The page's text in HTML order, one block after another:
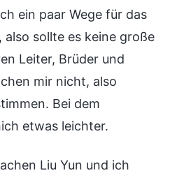
ein paar Wege für das
sollte es keine große
Leiter, Brüder und
mir nicht, also
Bei dem
etwas leichter.
Liu Yun und ich